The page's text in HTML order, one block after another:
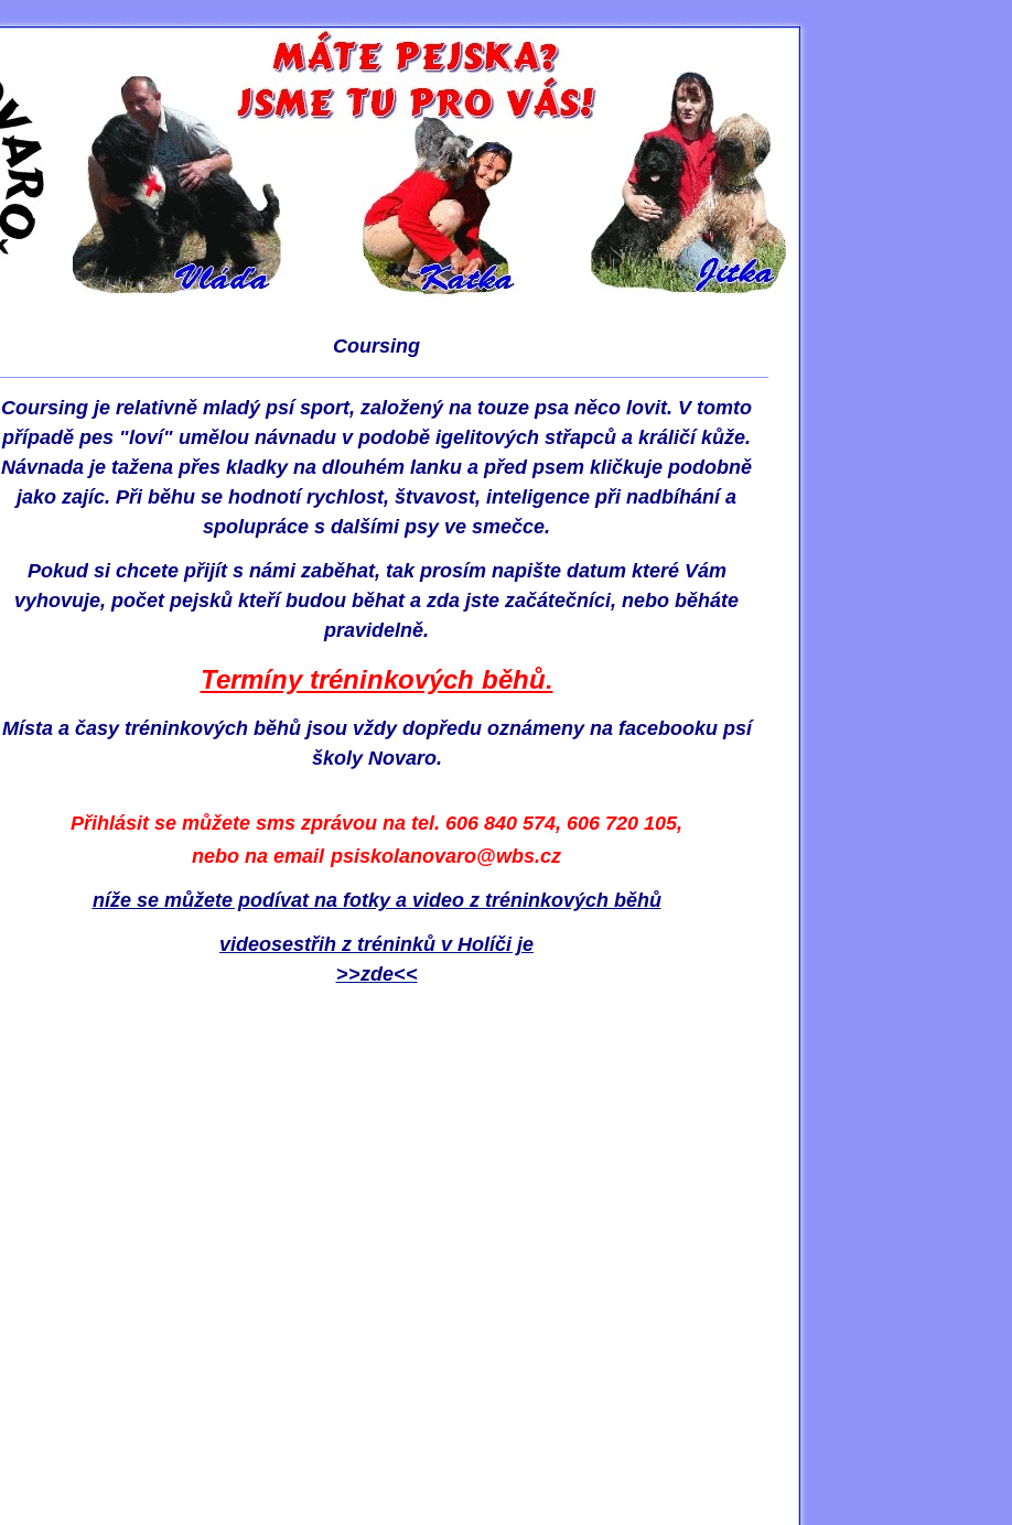
Coursing
Coursing je relativně mladý psí sport, založený na touze psa něco lovit. V tomto
případě pes "loví" umělou návnadu v podobě igelitových střapců a králičí kůže.
Návnada je tažena přes kladky na dlouhém lanku a před psem kličkuje podobně
jako zajíc. Při běhu se hodnotí rychlost, štvavost, inteligence při nadbíhání a
spolupráce s dalšími psy ve smečce.
Pokud si chcete přijít s námi zaběhat, tak prosím napište datum které Vám
vyhovuje, počet pejsků kteří budou běhat a zda jste začátečníci, nebo běháte
pravidelně.
Termíny tréninkových běhů.
Místa a časy tréninkových běhů jsou vždy dopředu oznámeny na facebooku psí
školy Novaro.
Přihlásit se můžete sms zprávou na tel. 606 840 574, 606 720 105,
nebo na email psiskolanovaro@wbs.cz
níže se můžete podívat na fotky a video z tréninkových běhů
videosestřih z tréninků v Holíči je
>>zde<<